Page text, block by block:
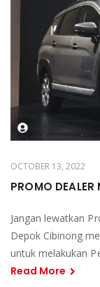
OCTOBER 13, 2022
PROMO
Jangan lewatkan
Depok Cibinong
untuk melakukan
Read More